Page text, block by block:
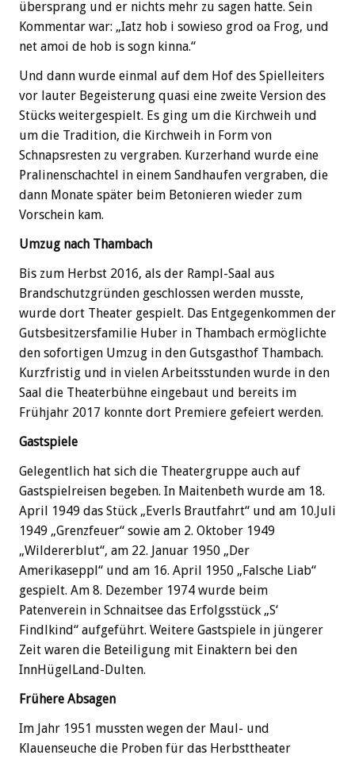
übersprang und er nichts mehr zu sagen hatte. Sein
Kommentar war: „Iatz hob i sowieso grod oa Frog, und
net amoi de hob is sogn kinna.“
Und dann wurde einmal auf dem Hof des Spielleiters
vor lauter Begeisterung quasi eine zweite Version des
Stücks weitergespielt. Es ging um die Kirchweih und
um die Tradition, die Kirchweih in Form von
Schnapsresten zu vergraben. Kurzerhand wurde eine
Pralinenschachtel in einem Sandhaufen vergraben, die
dann Monate später beim Betonieren wieder zum
Vorschein kam.
Umzug nach Thambach
Bis zum Herbst 2016, als der Rampl-Saal aus
Brandschutzgründen geschlossen werden musste,
wurde dort Theater gespielt. Das Entgegenkommen der
Gutsbesitzersfamilie Huber in Thambach ermöglichte
den sofortigen Umzug in den Gutsgasthof Thambach.
Kurzfristig und in vielen Arbeitsstunden wurde in den
Saal die Theaterbühne eingebaut und bereits im
Frühjahr 2017 konnte dort Premiere gefeiert werden.
Gastspiele
Gelegentlich hat sich die Theatergruppe auch auf
Gastspielreisen begeben. In Maitenbeth wurde am 18.
April 1949 das Stück „Everls Brautfahrt“ und am 10.Juli
1949 „Grenzfeuer“ sowie am 2. Oktober 1949
„Wildererblut“, am 22. Januar 1950 „Der
Amerikaseppl“ und am 16. April 1950 „Falsche Liab“
gespielt. Am 8. Dezember 1974 wurde beim
Patenverein in Schnaitsee das Erfolgsstück „S‘
Findlkind“ aufgeführt. Weitere Gastspiele in jüngerer
Zeit waren die Beteiligung mit Einaktern bei den
InnHügelLand-Dulten.
Frühere Absagen
Im Jahr 1951 mussten wegen der Maul- und
Klauenseuche die Proben für das Herbsttheater